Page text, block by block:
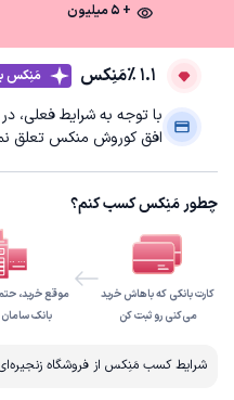
+ ۵ میلیون
1.1 ٪ مَنِکس مَنِکس
با توجه به شرایط فعلی،
افق کوروش منکس تعلق
چطور مَنِکس کسب کنم؟
کارت بانکی که باهاش خرید
می‌کنی رو ثبت کن
موقع خرید،
بانک
شرایط کسب مَنِکس از فروشگاه